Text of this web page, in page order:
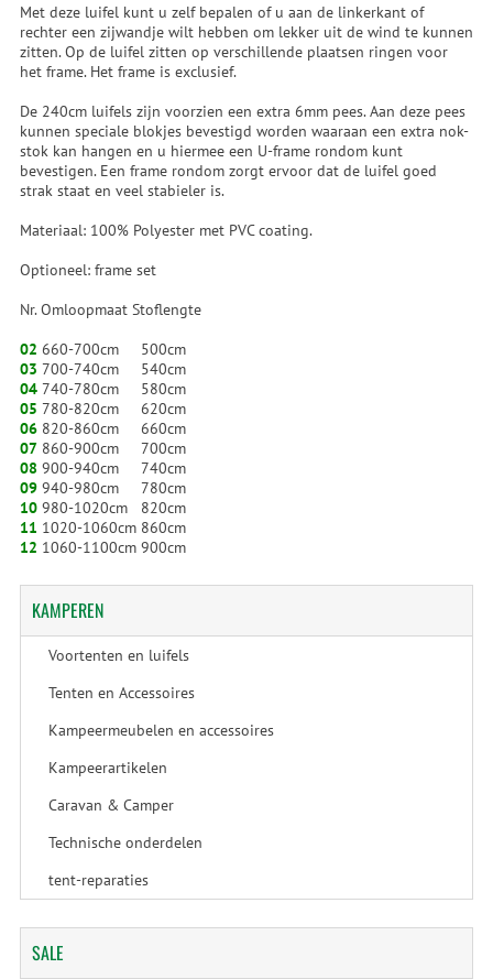
Met deze luifel kunt u zelf bepalen of u aan de linkerkant of
rechter een zijwandje wilt hebben om lekker uit de wind te kunnen
zitten. Op de luifel zitten op verschillende plaatsen ringen voor
het frame. Het frame is exclusief.
De 240cm luifels zijn voorzien een extra 6mm pees. Aan deze pees
kunnen speciale blokjes bevestigd worden waaraan een extra nok-
stok kan hangen en u hiermee een U-frame rondom kunt
bevestigen. Een frame rondom zorgt ervoor dat de luifel goed
strak staat en veel stabieler is.
Materiaal: 100% Polyester met PVC coating.
Optioneel: frame set
Nr. Omloopmaat Stoflengte
02 660-700cm 500cm
03 700-740cm 540cm
04740-780cm 580cm
05 780-820cm 620cm
06820-860cm 660cm
07860-900cm 700cm
08 900-940cm 740cm
09 940-980cm 780cm
10980-1020cm 820cm
11 1020-1060cm 860cm
12 1060-1100cm 900cm
KAMPEREN
Voortenten en luifels
Tenten en Accessoires
Kampeermeubelen en accessoires
Kampeerartikelen
Caravan & Camper
Technische onderdelen
tent-reparaties
SALE